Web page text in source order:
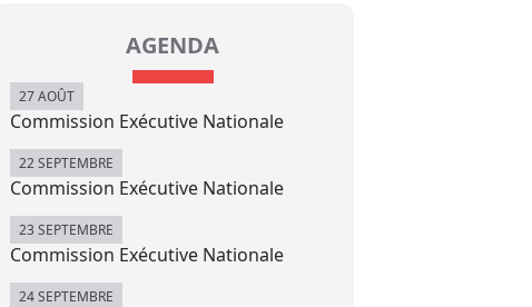
AGENDA
27 AOÛT
Commission Exécutive Nationale
22 SEPTEMBRE
Commission Exécutive Nationale
23 SEPTEMBRE
Commission Exécutive Nationale
24 SEPTEMBRE